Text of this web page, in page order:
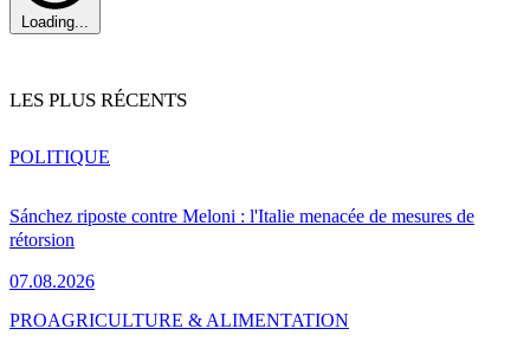
Loading...
LES PLUS RÉCENTS
Sánchez riposte contre Meloni : l'Italie menacée de mesures de
rétorsion
07.08.2026
POLITIQUE
PROAGRICULTURE & ALIMENTATION